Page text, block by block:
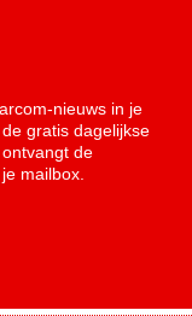
nieuws in je
gratis dagelijkse
de
mailbox.